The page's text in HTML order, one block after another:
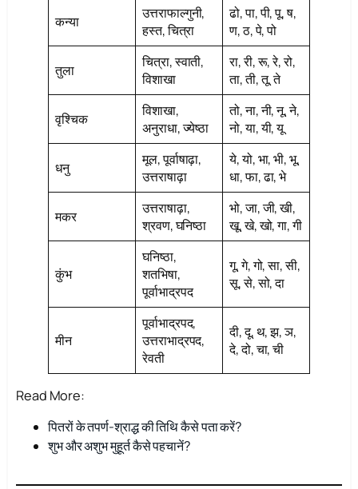
कन्या
उत्तराफाल्गुनी,
हस्त, चित्रा
ढो, पा, पी, पू, ष,
ण, ठ, पे, पो
तुला
चित्रा, स्वाती,
विशाखा
रा, री, रू, रे, रो,
ता, ती, तू, ते
वृश्चिक
विशाखा,
अनुराधा, ज्येष्ठा
तो, ना, नी, नू, ने,
नो, या, यी, यू
धनु
मूल, पूर्वाषाढ़ा,
उत्तराषाढ़ा
ये, यो, भा, भी, भू,
धा, फा, ढा, भे
मकर
उत्तराषाढ़ा,
श्रवण, घनिष्ठा
भो, जा, जी, खी,
खू, खे, खो, गा, गी
कुंभ
घनिष्ठा,
शतभिषा,
पूर्वाभाद्रपद
गू, गे, गो, सा, सी,
सू, से, सो, दा
मीन
पूर्वाभाद्रपद,
उत्तराभाद्रपद,
रेवती
दी, दू, थ, झ, ञ,
दे, दो, चा, ची
Read More:
पितरों के तपर्ण-श्राद्ध की तिथि कैसे पता करें?
शुभ और अशुभ मुहूर्त कैसे पहचानें?